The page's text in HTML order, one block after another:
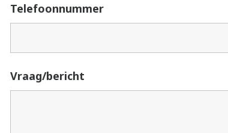
Telefoonnummer
Vraag/bericht